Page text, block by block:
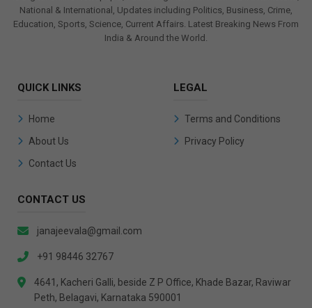
National & International, Updates including Politics, Business, Crime,
Education, Sports, Science, Current Affairs. Latest Breaking News From
India & Around the World.
QUICK LINKS
Home
About Us
Contact Us
LEGAL
Terms and Conditions
Privacy Policy
CONTACT US
janajeevala@gmail.com
+91 98446 32767
4641, Kacheri Galli, beside Z P Office, Khade Bazar, Raviwar
Peth, Belagavi, Karnataka 590001